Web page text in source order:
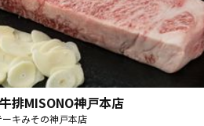
排MISONO神戸本店
キみその神戸本店